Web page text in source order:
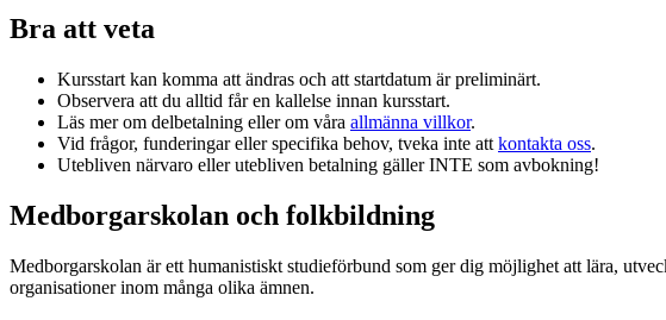
Bra att veta
Kursstart kan komma att ändras och att startdatum är preliminärt.
Observera att du alltid får en kallelse innan kursstart.
Läs mer om delbetalning eller om våra allmänna villkor.
Vid frågor, funderingar eller specifika behov, tveka inte att kontakta oss.
Utebliven närvaro eller utebliven betalning gäller INTE som avbokning!
Medborgarskolan och folkbildning
Medborgarskolan är ett humanistiskt studieförbund som ger dig möjlighet att lära,
organisationer inom många olika ämnen.